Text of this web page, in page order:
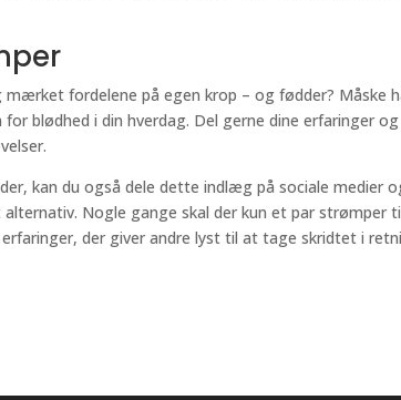
fordelene på egen krop – og fødder? Måske
blødhed i din hverdag. Del gerne dine erfaringer og
kan du også dele dette indlæg på sociale medier
Nogle gange skal der kun et par strømper
der giver andre lyst til at tage skridtet i